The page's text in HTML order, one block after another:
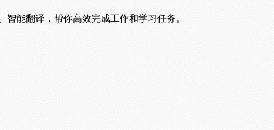
能翻译，帮你高效完成工作和学习任务。